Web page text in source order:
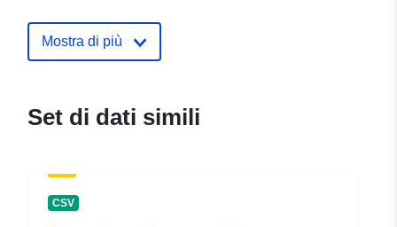
Mostra di più
Set di dati simili
CSV